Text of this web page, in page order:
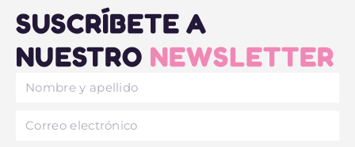
SUSCRÍBETE A
NUESTRO NEWSLETTER